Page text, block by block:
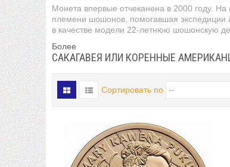
Монета впервые отчеканена в 2000 году. На
племени шошонов, помогавшая экспедиции
в качестве модели 22-летнюю шошонскую
Более
САКАГАВЕЯ ИЛИ КОРЕННЫЕ
Сортировать по